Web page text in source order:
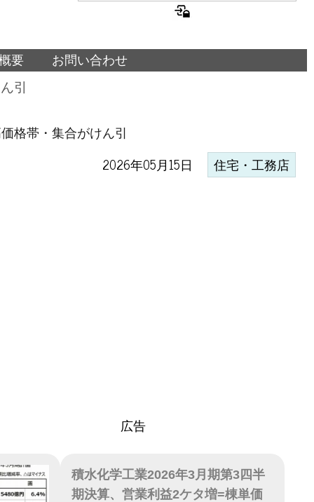
要 お問い合わせ
引
格帯・集合がけん引
2026年05月15日 住宅・工務店
広告
積水化学工業2026年3月期第3四半
期決算、営業利益2ケタ増=棟単価